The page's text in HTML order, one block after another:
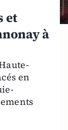
et
à
en